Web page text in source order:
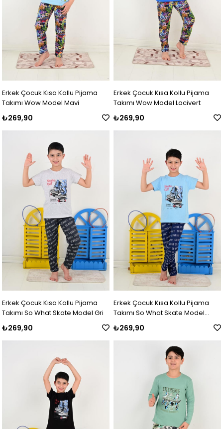
Erkek Çocuk Kısa Kollu Pijama
Takımı Wow Model Mavi
₺269,90
Erkek Çocuk Kısa Kollu Pijama
Takımı Wow Model Lacivert
₺269,90
Erkek Çocuk Kısa Kollu Pijama
Takımı So What Skate Model Gri
₺269,90
Erkek Çocuk Kısa Kollu Pijama
Takımı So What Skate Model
Mavi
₺269,90